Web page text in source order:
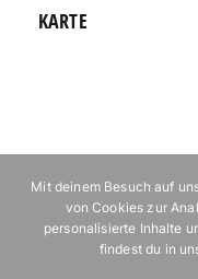
KARTE
Mit deinem Besuch auf
von Cookies zur
personalisierte Inhalte
findest du in